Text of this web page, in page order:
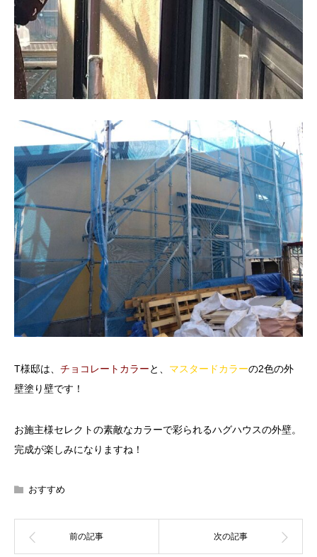
T様邸は、 チョコレートカラーと、 マスタードカラーの2色の外
壁塗り壁です！
お施主様セレクトの素敵なカラーで彩られるハグハウスの外壁。
完成が楽しみになりますね！
おすすめ